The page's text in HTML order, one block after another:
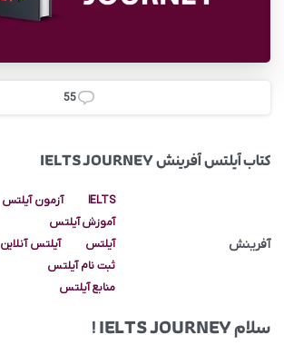
55
کتاب آیلتس آفرینش IELTS JOURNEY
آفرینش
IELTS
آزمون آیلتس
آموزش آیلتس
آیلتس
آیلتس آنلاین
ثبت نام آیلتس
منابع آیلتس
سلام IELTS JOURNEY !